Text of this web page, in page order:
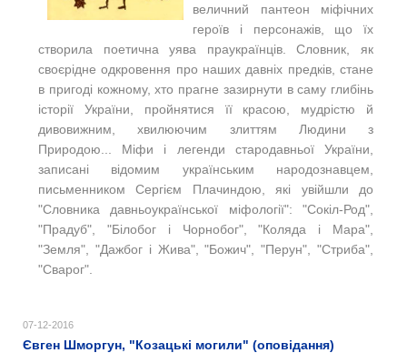
величний пантеон міфічних
героїв і персонажів, що їх
створила поетична уява праукраїнців. Словник, як
своєрідне одкровення про наших давніх предків, стане
в пригоді кожному, хто прагне зазирнути в саму глибінь
історії України, пройнятися її красою, мудрістю й
дивовижним, хвилюючим злиттям Людини з
Природою... Міфи і легенди стародавньої України,
записані відомим українським народознавцем,
письменником Сергієм Плачиндою, які увійшли до
"Словника давньоукраїнської міфології": "Сокіл-Род",
"Прадуб", "Білобог і Чорнобог", "Коляда і Мара",
"Земля", "Дажбог і Жива", "Божич", "Перун", "Стриба",
"Сварог".
07-12-2016
Євген Шморгун, "Козацькі могили" (оповідання)